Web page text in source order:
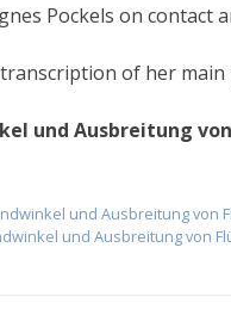
Pockels on contact
of her
und Ausbreitung
und Ausbreitung
und Ausbreitung von